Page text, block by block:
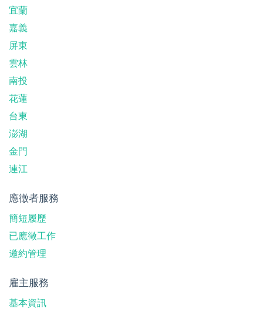
宜蘭
嘉義
屏東
雲林
南投
花蓮
台東
澎湖
金門
連江
應徵者服務
簡短履歷
已應徵工作
邀約管理
雇主服務
基本資訊